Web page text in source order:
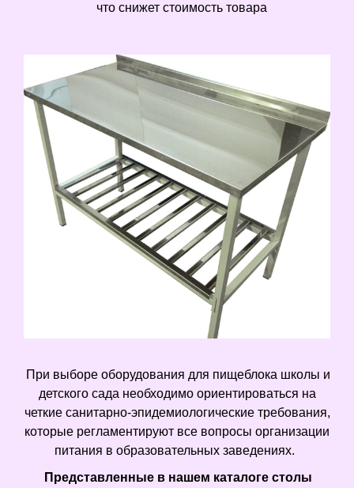
что снижет стоимость товара
При выборе оборудования для пищеблока школы и
детского сада необходимо ориентироваться на
четкие санитарно-эпидемиологические требования,
которые регламентируют все вопросы организации
питания в образовательных заведениях.
Представленные в нашем каталоге столы